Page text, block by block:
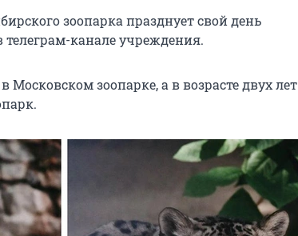
зоопарка празднует свой день
канале учреждения.
Московском зоопарке, а в возрасте двух лет